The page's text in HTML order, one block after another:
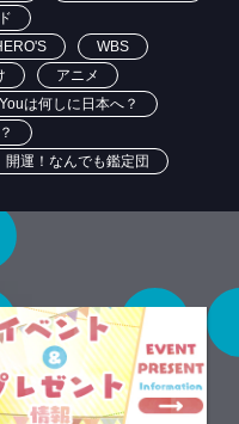
WBS
アニメ
Youは何しに日本へ？
開運！なんでも鑑定団